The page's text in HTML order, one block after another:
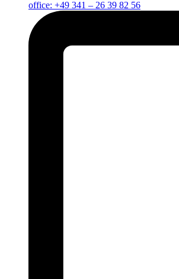
office: +49 341 – 26 39 82 56